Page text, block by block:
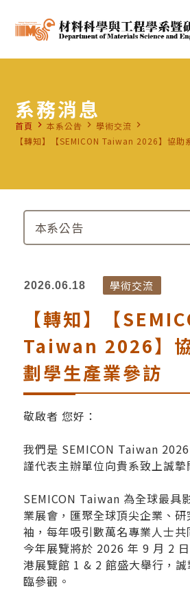
系務消息
首頁 navigate_next 本系公告 navigate_next 學術交流 navigate_next
【轉知】【SEMICON Taiwan 2026】協助
本系公告
2026.06.18 學術交流
【轉知】【
Taiwan 2026】
劃學生產業參訪
敬啟者 您好：
我們是 SEMICON Taiwan 2026
謹代表主辦單位向貴系致上誠摯
SEMICON Taiwan 為全球最具
業展會，匯聚全球頂尖企業、
袖，每年吸引數萬名專業人士共
今年展覽將於 2026 年 9 月 2
港展覽館 1 & 2 館盛大舉行，
臨參觀。